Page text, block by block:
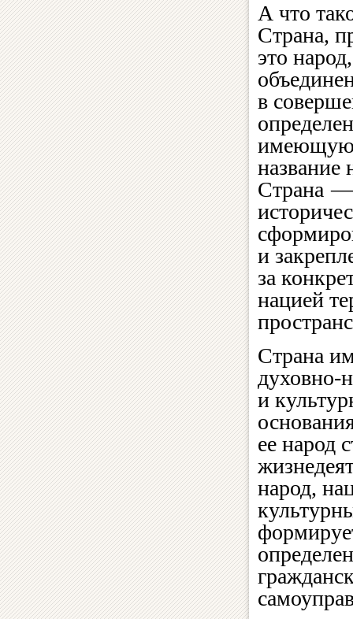
А что
Страна,
это народ,
в
имеющую
название
Страна —
и
за
нацией
Страна
духовно-
и
ее народ
народ,